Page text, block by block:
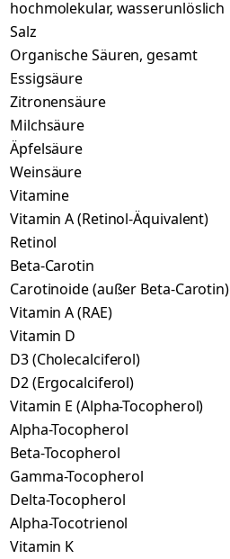
hochmolekular, wasserunlöslich
Salz
Organische Säuren, gesamt
Essigsäure
Zitronensäure
Milchsäure
Äpfelsäure
Weinsäure
Vitamine
Vitamin A (Retinol-Äquivalent)
Retinol
Beta-Carotin
Carotinoide (außer Beta-Carotin)
Vitamin A (RAE)
Vitamin D
D3 (Cholecalciferol)
D2 (Ergocalciferol)
Vitamin E (Alpha-Tocopherol)
Alpha-Tocopherol
Beta-Tocopherol
Gamma-Tocopherol
Delta-Tocopherol
Alpha-Tocotrienol
Vitamin K